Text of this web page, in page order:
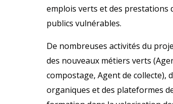
emplois verts et des prestations
publics vulnérables.
De nombreuses activités du
des nouveaux métiers verts
compostage, Agent de collecte),
organiques et des plateformes